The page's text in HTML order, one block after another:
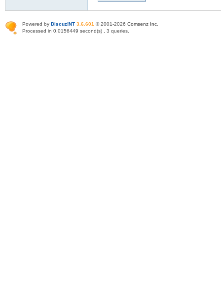
Powered by Discuz!NT 3.6.601 © 2001-2026 Comsenz Inc
Processed in 0.0156449 second(s) , 3 queries.